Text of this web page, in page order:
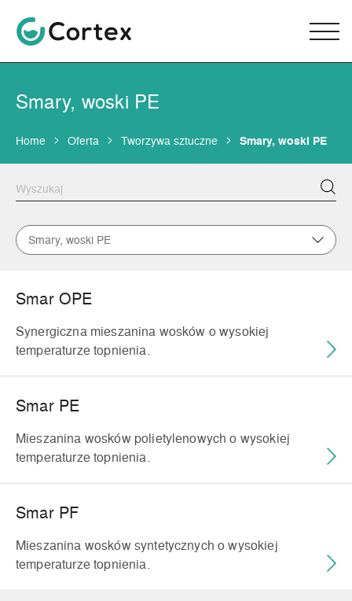
Smary, woski PE
Home Oferta Tworzywa sztuczne Smary, woski PE
Smary, woski PE
Smar OPE
Synergiczna mieszanina wosków o wysokiej
temperaturze topnienia.
Smar PE
Mieszanina wosków polietylenowych o wysokiej
temperaturze topnienia.
Smar PF
Mieszanina wosków syntetycznych o wysokiej
temperaturze topnienia.